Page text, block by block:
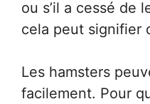
ou s’il a cessé de
cela peut signifier
Les hamsters
facilement. Pour